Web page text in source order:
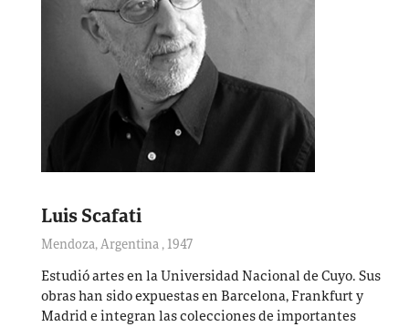
Luis Scafati
Mendoza, Argentina , 1947
Estudió artes en la Universidad Nacional de Cuyo. Sus
obras han sido expuestas en Barcelona, Frankfurt y
Madrid e integran las colecciones de importantes